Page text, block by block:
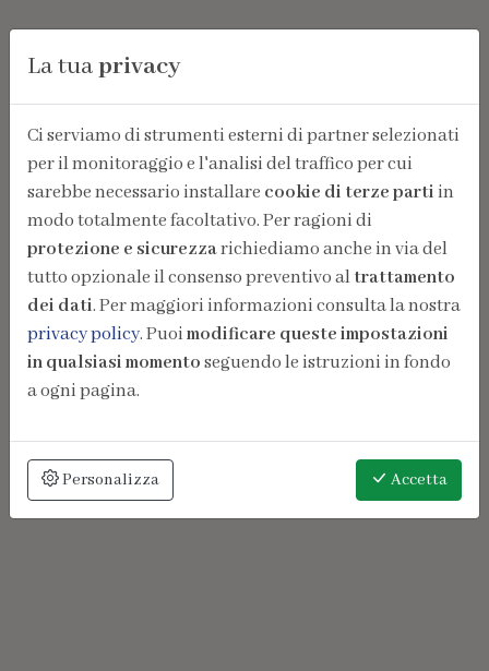
La tuaprivacy
Ci serviamo di strumenti esterni di partner selezionati
per il monitoraggio e l'analisi del traffico per cui
sarebbe necessario installare cookie di terze partiin
modo totalmente facoltativo. Per ragioni di
protezione e sicurezzarichiediamo anche in via del
tutto opzionale il consenso preventivo altrattamento
dei dati. Per maggiori informazioni consulta la nostra
privacy policy. Puoimodificare queste impostazioni
in qualsiasi momentoseguendo le istruzioni in fondo
a ogni pagina.
Personalizza Accetta